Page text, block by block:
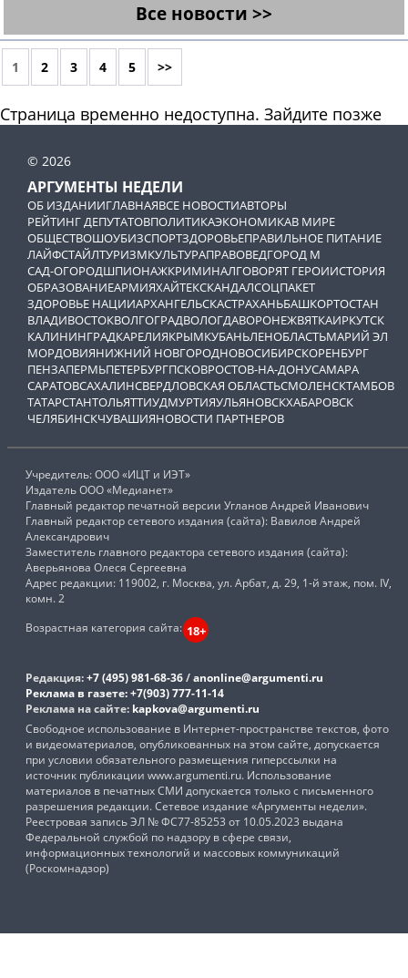
Все новости >>
1 2 3 4 5 >>
Страница временно недоступна. Зайдите позже
© 2026
АРГУМЕНТЫ НЕДЕЛИ
ОБ ИЗДАНИИГЛАВНАЯВСЕ НОВОСТИАВТОРЫ
РЕЙТИНГ ДЕПУТАТОВПОЛИТИКАЭКОНОМИКАВ МИРЕ
ОБЩЕСТВОШОУБИЗСПОРТЗДОРОВЬЕПРАВИЛЬНОЕ ПИТАНИЕ
ЛАЙФСТАЙЛТУРИЗМКУЛЬТУРАПРАВОВЕДГОРОД М
САД-ОГОРОДШПИОНАЖКРИМИНАЛГОВОРЯТ ГЕРОИИСТОРИЯ
ОБРАЗОВАНИЕАРМИЯХАЙТЕКСКАНДАЛСОЦПАКЕТ
ЗДОРОВЬЕ НАЦИИАРХАНГЕЛЬСКАСТРАХАНЬБАШКОРТОСТАН
ВЛАДИВОСТОКВОЛГОГРАДВОЛОГДАВОРОНЕЖВЯТКАИРКУТСК
КАЛИНИНГРАДКАРЕЛИЯКРЫМКУБАНЬЛЕНОБЛАСТЬМАРИЙ ЭЛ
МОРДОВИЯНИЖНИЙ НОВГОРОДНОВОСИБИРСКОРЕНБУРГ
ПЕНЗАПЕРМЬПЕТЕРБУРГПСКОВРОСТОВ-НА-ДОНУСАМАРА
САРАТОВСАХАЛИНСВЕРДЛОВСКАЯ ОБЛАСТЬСМОЛЕНСКТАМБОВ
ТАТАРСТАНТОЛЬЯТТИУДМУРТИЯУЛЬЯНОВСКХАБАРОВСК
ЧЕЛЯБИНСКЧУВАШИЯНОВОСТИ ПАРТНЕРОВ
Учредитель: ООО «ИЦТ и ИЭТ»
Издатель ООО «Медианет»
Главный редактор печатной версии Угланов Андрей Иванович
Главный редактор сетевого издания (сайта): Вавилов Андрей
Александрович
Заместитель главного редактора сетевого издания (сайта):
Аверьянова Олеся Сергеевна
Адрес редакции: 119002, г. Москва, ул. Арбат, д. 29, 1-й этаж, пом. IV,
комн. 2
Возрастная категория сайта: 18+
Редакция:+7 (495) 981-68-36/anonline@argumenti.ru
Реклама в газете:+7(903) 777-11-14
Реклама на сайте: kapkova@argumenti.ru
Свободное использование в Интернет-пространстве текстов, фото
и видеоматериалов, опубликованных на этом сайте, допускается
при условии обязательного размещения гиперссылки на
источник публикации www.argumenti.ru. Использование
материалов в печатных СМИ допускается только с письменного
разрешения редакции. Сетевое издание «Аргументы недели».
Реестровая запись ЭЛ № ФС77-85253 от 10.05.2023 выдана
Федеральной службой по надзору в сфере связи,
информационных технологий и массовых коммуникаций
(Роскомнадзор)